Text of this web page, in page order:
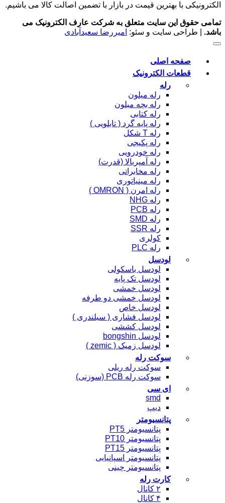
با بهترین قیمت در بازار با تضمین اصالت کالا می باشیم.
این سایت متعلق به شرکت عارف الکترونیک می
سایت و سئو:امیررضا سعیدآبادی
اصلی
الکترونیک
رله میلون
رله بچه میلون
رله کتابی
رله پایه گرد ( تابلویی )
رله پکیجی
رله خودرویی
رله آمپربالا (قدرت)
رله مخابراتی
رله مینیاتوری
رله امرن ( OMRON )
لودسل
لودسل باسکولی
لودسل تک پایه
لودسل خمشی
لودسل خمشی دو طرفه
لودسل خاص
لودسل فشاری ( سیلندری )
لودسل کششی
لودسل زمیک ( zemic )
سوکت رله
سوکت رله ریلی
سوکت رله PCB (سوزنی)
ای سی
پتانسیومتر
پتانسیومتر PT5
پتانسیومتر PT10
پتانسیومتر PT15
پتانسیومتر اسپانیایی
پتانسیومتر چینی
کارت رله